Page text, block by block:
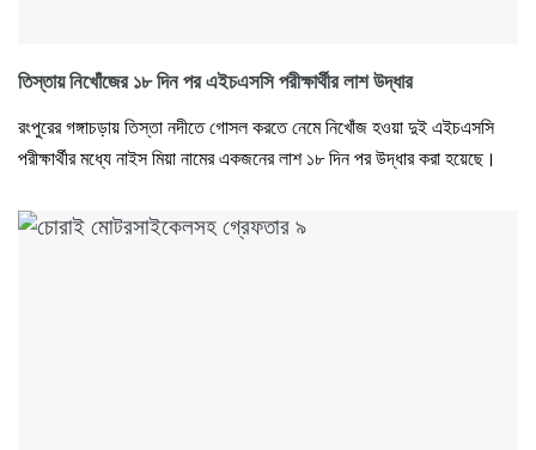
তিস্তায় নিখোঁজের ১৮ দিন পর এইচএসসি পরীক্ষার্থীর লাশ উদ্ধার
রংপুরের গঙ্গাচড়ায় তিস্তা নদীতে গোসল করতে নেমে নিখোঁজ হওয়া দুই এইচএসসি
পরীক্ষার্থীর মধ্যে নাইস মিয়া নামের একজনের লাশ ১৮ দিন পর উদ্ধার করা হয়েছে।